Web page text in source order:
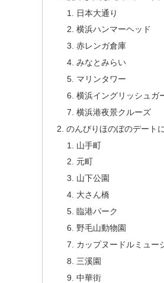
日本大通り
横浜ハンマーヘッド
赤レンガ倉庫
みなとみらい
マリンタワー
横浜イングリッシュガ
横浜港夜景クルーズ
のんびりほのぼのデート
山手町
元町
山下公園
大さん橋
臨港パーク
野毛山動物園
カップヌードルミュー
三溪園
中華街